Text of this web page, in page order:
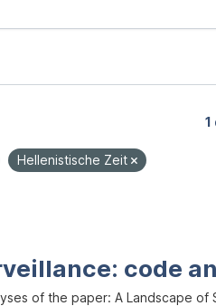
1
Hellenistische Zeit
code
of the paper: A Landscape of